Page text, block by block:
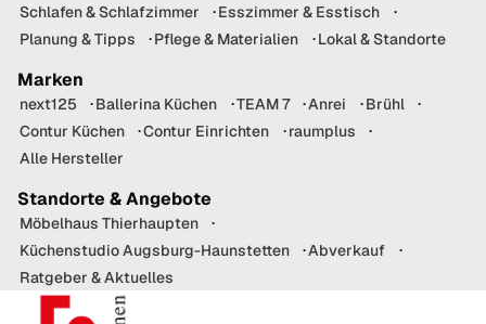
Schlafen & Schlafzimmer
Esszimmer & Esstisch
Planung & Tipps
Pflege & Materialien Lokal & Standorte
Marken
next125 Ballerina Küchen TEAM 7 Anrei
Brühl
Contur Küchen
Contur Einrichten
raumplus
Alle Hersteller
Standorte & Angebote
Möbelhaus Thierhaupten
Küchenstudio Augsburg-Haunstetten
Abverkauf
Ratgeber & Aktuelles